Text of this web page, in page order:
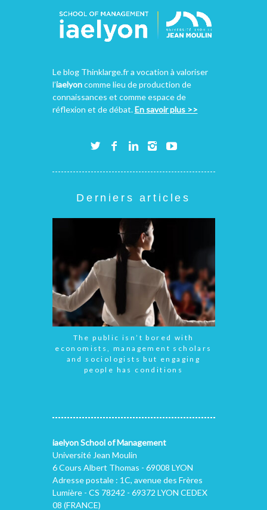
Le blog Thinklarge.fr a vocation à valoriser
l’iaelyoncomme lieu de production de
connaissances et comme espace de
réflexion et de débat.En savoir plus >>
Derniers articles
The public isn’t bored with
economists, management scholars
and sociologists but engaging
people has conditions
iaelyon School of Management
Université Jean Moulin
6 Cours Albert Thomas - 69008 LYON
Adresse postale : 1C, avenue des Frères
Lumière - CS 78242 - 69372 LYON CEDEX
08 (FRANCE)